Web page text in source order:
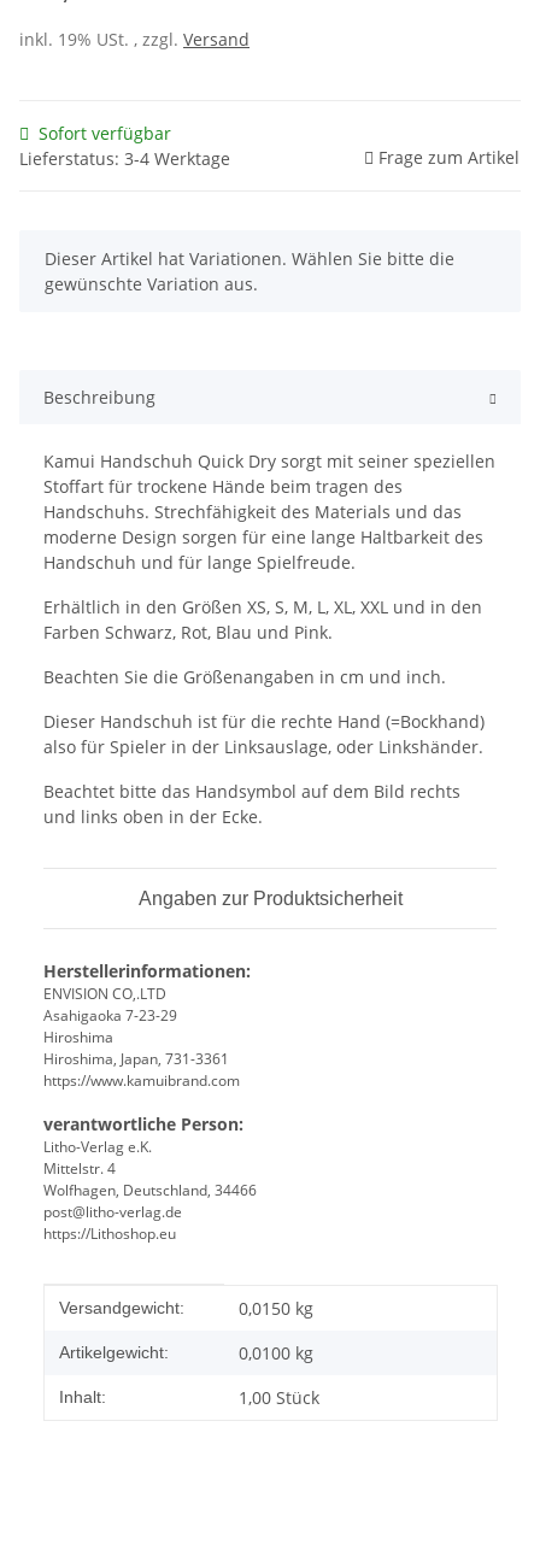
inkl. 19% USt. , zzgl. Versand
Sofort verfügbar
Lieferstatus: 3-4 Werktage
Frage zum Artikel
x
Dieser Artikel hat Variationen. Wählen Sie bitte die
gewünschte Variation aus.
Beschreibung
Kamui Handschuh Quick Dry sorgt mit seiner speziellen
Stoffart für trockene Hände beim tragen des
Handschuhs. Strechfähigkeit des Materials und das
moderne Design sorgen für eine lange Haltbarkeit des
Handschuh und für lange Spielfreude.
Erhältlich in den Größen XS, S, M, L, XL, XXL und in den
Farben Schwarz, Rot, Blau und Pink.
Beachten Sie die Größenangaben in cm und inch.
Dieser Handschuh ist für die rechte Hand (=Bockhand)
also für Spieler in der Linksauslage, oder Linkshänder.
Beachtet bitte das Handsymbol auf dem Bild rechts
und links oben in der Ecke.
Angaben zur Produktsicherheit
Herstellerinformationen:
ENVISION CO,.LTD
Asahigaoka 7-23-29
Hiroshima
Hiroshima, Japan, 731-3361
https://www.kamuibrand.com
verantwortliche Person:
Litho-Verlag e.K.
Mittelstr. 4
Wolfhagen, Deutschland, 34466
post@litho-verlag.de
https://Lithoshop.eu
Produkteigenschaft
Wert
Versandgewicht: 0,0150 kg
Artikelgewicht: 0,0100 kg
Inhalt: 1,00 Stück